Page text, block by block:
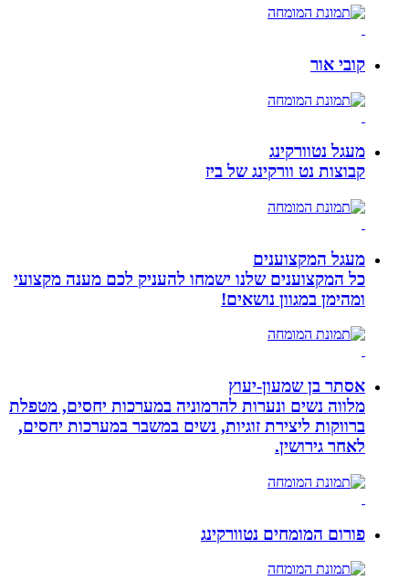
קובי אור
מעגל נטוורקינג
קבוצות נט וורקינג של ביז
מעגל המקצוענים
כל המקצוענים שלנו ישמחו להעניק לכם מענה מקצועי
ומהימן במגוון נושאים!
אסתר בן שמעון-יעוץ
מלווה נשים ונערות להרמוניה במערכות יחסים, מטפלת
ברווקות ליצירת זוגיות, נשים במשבר במערכות יחסים,
לאחר גירושין.
פורום המומחים נטוורקינג